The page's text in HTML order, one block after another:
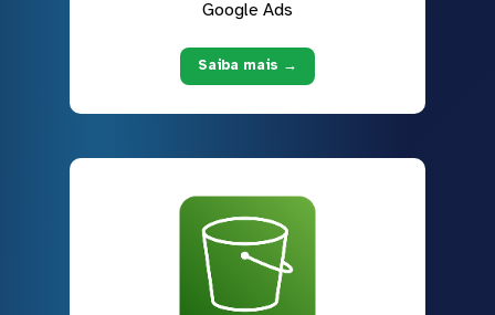
Google Ads
Saiba mais →